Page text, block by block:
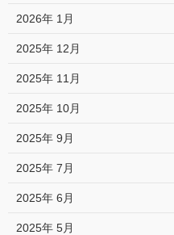
2026年 1月
2025年 12月
2025年 11月
2025年 10月
2025年 9月
2025年 7月
2025年 6月
2025年 5月